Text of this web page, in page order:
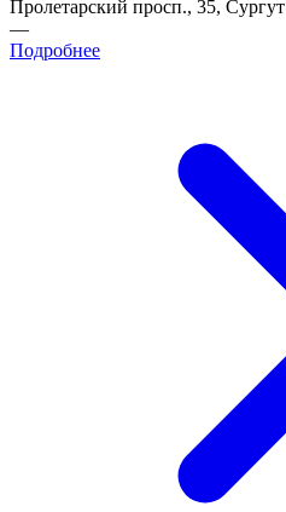
Пролетарский просп., 35, Сургут
—
Подробнее